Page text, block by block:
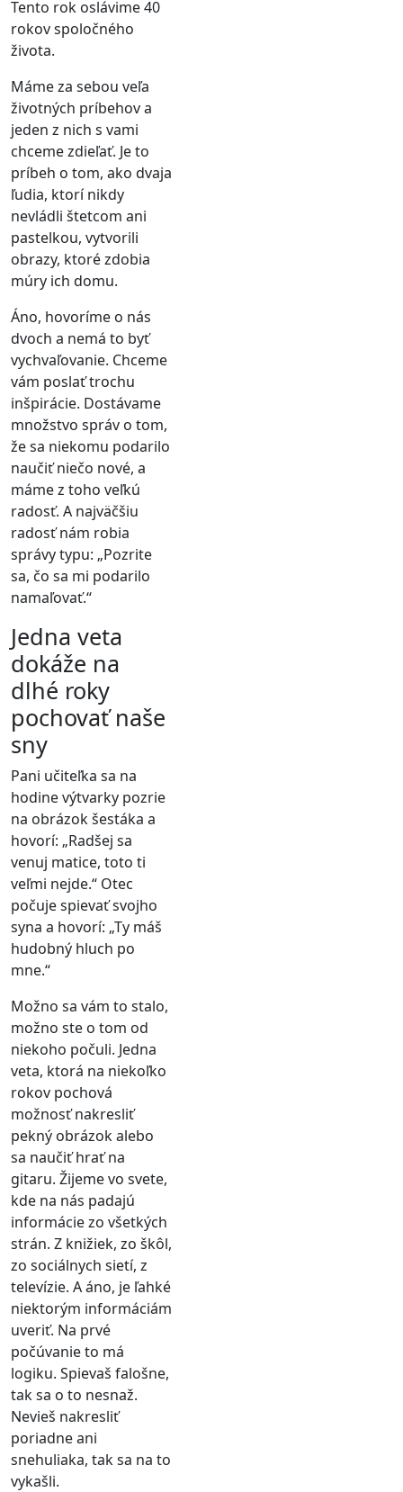
Tento rok oslávime 40
rokov spoločného
života.
Máme za sebou veľa
životných príbehov a
jeden z nich s vami
chceme zdieľať. Je to
príbeh o tom, ako dvaja
ľudia, ktorí nikdy
nevládli štetcom ani
pastelkou, vytvorili
obrazy, ktoré zdobia
múry ich domu.
Áno, hovoríme o nás
dvoch a nemá to byť
vychvaľovanie. Chceme
vám poslať trochu
inšpirácie. Dostávame
množstvo správ o tom,
že sa niekomu podarilo
naučiť niečo nové, a
máme z toho veľkú
radosť. A najväčšiu
radosť nám robia
správy typu: „Pozrite
sa, čo sa mi podarilo
namaľovať.“
Jedna veta
dokáže na
dlhé roky
pochovať naše
sny
Pani učiteľka sa na
hodine výtvarky pozrie
na obrázok šestáka a
hovorí: „Radšej sa
venuj matice, toto ti
veľmi nejde.“ Otec
počuje spievať svojho
syna a hovorí: „Ty máš
hudobný hluch po
mne.“
Možno sa vám to stalo,
možno ste o tom od
niekoho počuli. Jedna
veta, ktorá na niekoľko
rokov pochová
možnosť nakresliť
pekný obrázok alebo
sa naučiť hrať na
gitaru. Žijeme vo svete,
kde na nás padajú
informácie zo všetkých
strán. Z knižiek, zo škôl,
zo sociálnych sietí, z
televízie. A áno, je ľahké
niektorým informáciám
uveriť. Na prvé
počúvanie to má
logiku. Spievaš falošne,
tak sa o to nesnaž.
Nevieš nakresliť
poriadne ani
snehuliaka, tak sa na to
vykašli.